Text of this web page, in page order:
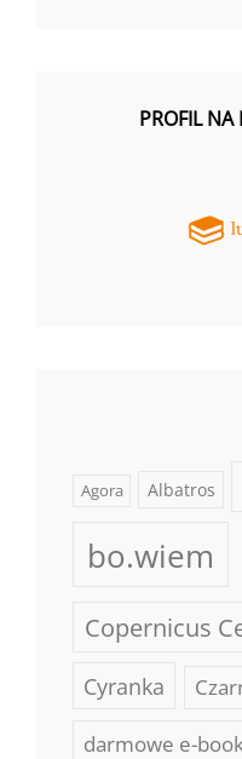
PROFIL NA
Agora Albatros
bo.wiem
Copernicus
Cyranka
darmowe e-